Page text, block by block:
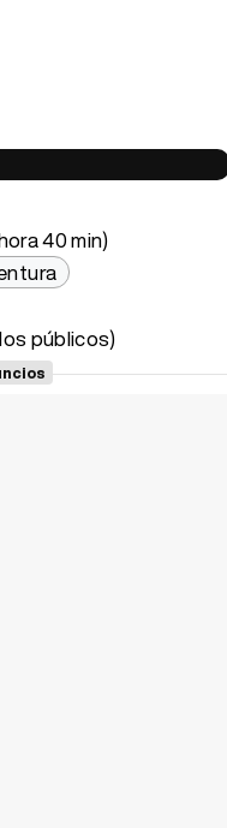
40 min)
públicos)